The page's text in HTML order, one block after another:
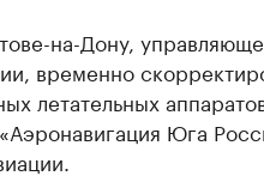
на-Дону,
временно
летательных
Юга